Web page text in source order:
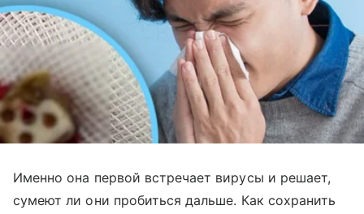
Именно она первой встречает вирусы и решает,
сумеют ли они пробиться дальше. Как сохранить